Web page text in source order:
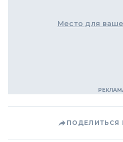
Место для
ПОДЕЛИТЬСЯ